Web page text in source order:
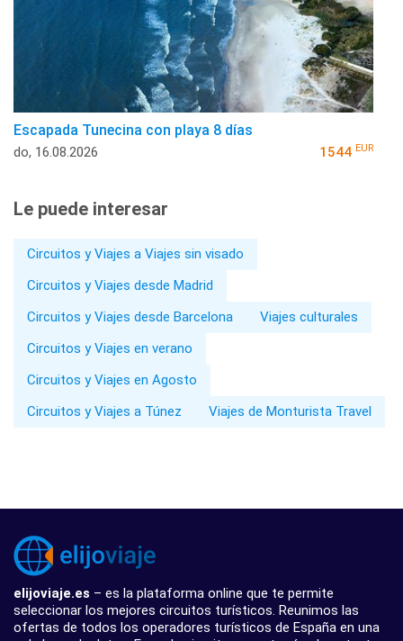
Escapada Tunecina con playa 8 días
do, 16.08.2026 1544 EUR
Le puede interesar
Circuitos y Viajes a Viajes sin visado
Circuitos y Viajes desde Madrid
Circuitos y Viajes desde Barcelona
Viajes culturales
Circuitos y Viajes en verano
Circuitos y Viajes en Agosto
Circuitos y Viajes a Túnez
Viajes de Monturista Travel
elijoviaje.es – es la plataforma online que te permite
seleccionar los mejores circuitos turísticos. Reunimos las
ofertas de todos los operadores turísticos de España en una